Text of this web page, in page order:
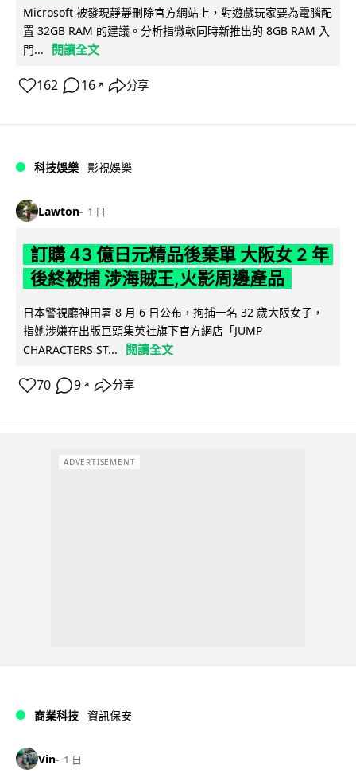
Microsoft 被發現靜靜刪除官方網站上，對遊戲玩家要為電腦配
置 32GB RAM 的建議。分析指微軟同時新推出的 8GB RAM 入
門...
閱讀全文
162 16 ↗ 分享
科技娛樂 影視娛樂
Lawton 1 日
訂購 43 億日元精品後棄單 大阪女 2 年
後終被捕 涉海賊王,火影周邊產品
日本警視廳神田署 8 月 6 日公布，拘捕一名 32 歲大阪女子，
指她涉嫌在出版巨頭集英社旗下官方網店「JUMP
CHARACTERS ST...
閱讀全文
70 9 ↗ 分享
ADVERTISEMENT
商業科技 資訊保安
Vin 1 日